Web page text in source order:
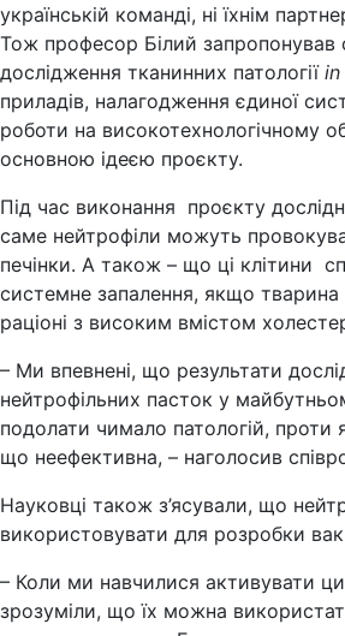
українській команді, ні їхнім
Тож професор Білий запропонував
дослідження тканинних патології in
приладів, налагодження єдиної
роботи на високотехнологічному
основною ідеєю проєкту.
Під час виконання проєкту
саме нейтрофіли можуть
печінки. А також – що ці клітини
системне запалення, якщо тварина
раціоні з високим вмістом
– Ми впевнені, що результати
нейтрофільних пасток у
подолати чимало патологій,
що неефективна, – наголосив
Науковці також з’ясували, що
використовувати для розробки
– Коли ми навчилися активувати
зрозуміли, що їх можна